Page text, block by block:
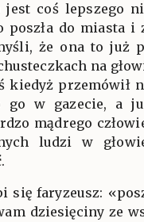
jest coś lepszego
poszła do miasta i
że ona to już
na
kiedyż przemówił
go w gazecie, a
mądrego
ludzi w
się faryzeusz:
dziesięciny ze